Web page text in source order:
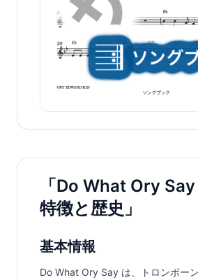
「Do What Ory
特徴と歴史」
基本情報
Do What Ory Say は、トロンボー